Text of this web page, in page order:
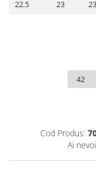
22.5
23
Cod Produs:
Ai